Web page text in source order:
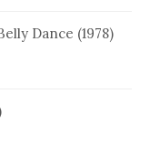
Dance (1978)